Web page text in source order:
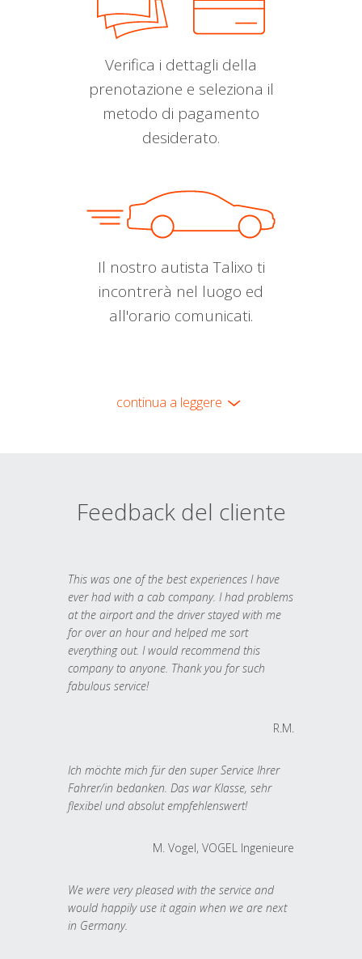
Verifica i dettagli della
prenotazione e seleziona il
metodo di pagamento
desiderato.
Il nostro autista Talixo ti
incontrerà nel luogo ed
all'orario comunicati.
continua a leggere
Feedback del cliente
This was one of the best experiences I have
ever had with a cab company. I had problems
at the airport and the driver stayed with me
for over an hour and helped me sort
everything out. I would recommend this
company to anyone. Thank you for such
fabulous service!
R.M.
Ich möchte mich für den super Service Ihrer
Fahrer/in bedanken. Das war Klasse, sehr
flexibel und absolut empfehlenswert!
M. Vogel, VOGEL Ingenieure
We were very pleased with the service and
would happily use it again when we are next
in Germany.